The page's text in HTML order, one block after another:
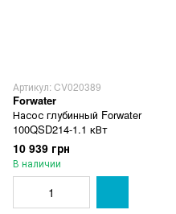
Артикул: CV020389
Forwater
Насос глубинный Forwater
100QSD214-1.1 кВт
10 939 грн
В наличии